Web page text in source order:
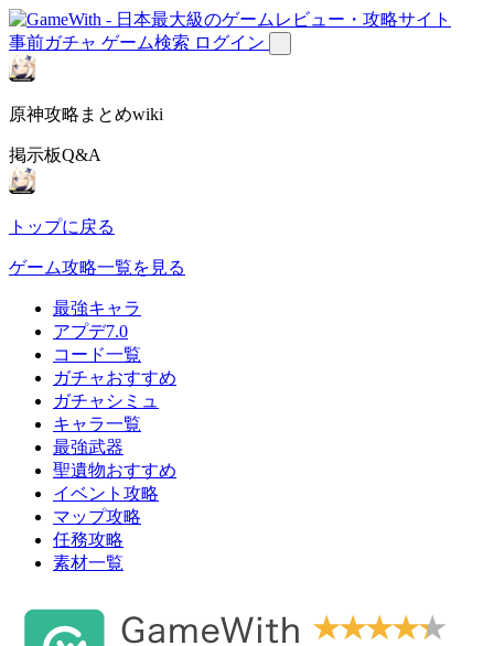
事前ガチャ ゲーム検索 ログイン
原神攻略まとめwiki
掲示板Q&A
トップに戻る
ゲーム攻略一覧を見る
最強キャラ
アプデ7.0
コード一覧
ガチャおすすめ
ガチャシミュ
キャラ一覧
最強武器
聖遺物おすすめ
イベント攻略
マップ攻略
任務攻略
素材一覧